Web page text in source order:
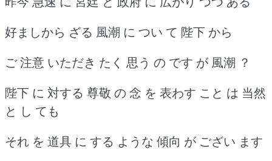
好ましから ざる 風潮 に つい て 陛下 から
ご 注意 いただき たく 思う の です が 風潮 ？
陛下 に 対する 尊敬 の 念 を 表わす こと は 当然
と し ても
それ を 道具 に する ような 傾向 が ござい ます